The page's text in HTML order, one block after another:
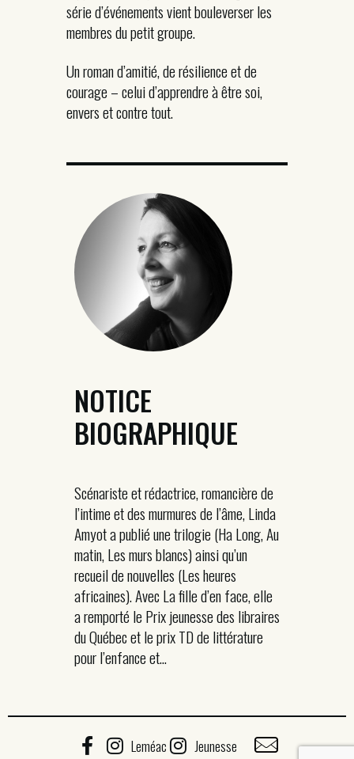
série d’événements vient bouleverser les
membres du petit groupe.
Un roman d’amitié, de résilience et de
courage – celui d’apprendre à être soi,
envers et contre tout.
NOTICE
BIOGRAPHIQUE
Scénariste et rédactrice, romancière de
l’intime et des murmures de l’âme, Linda
Amyot a publié une trilogie (Ha Long, Au
matin, Les murs blancs) ainsi qu’un
recueil de nouvelles (Les heures
africaines). Avec La fille d’en face, elle
a remporté le Prix jeunesse des libraires
du Québec et le prix TD de littérature
pour l’enfance et...
Leméac Jeunesse